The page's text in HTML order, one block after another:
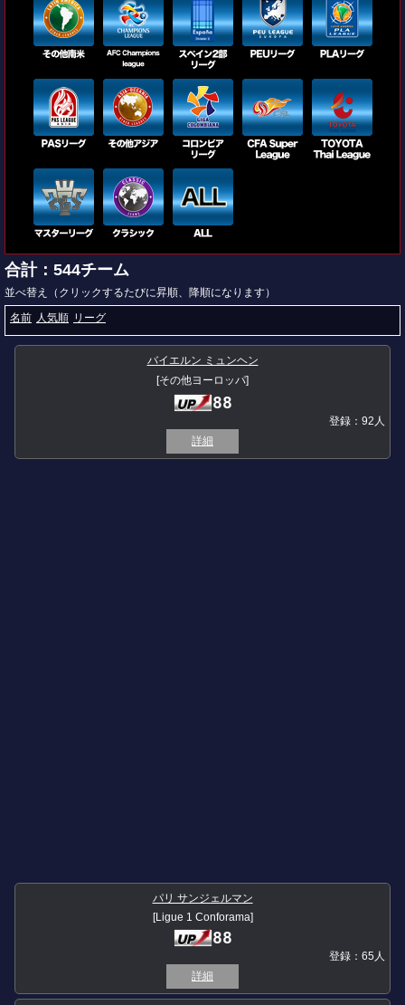
合計：544チーム
並べ替え（クリックするたびに昇順、降順になります）
名前 人気順 リーグ
バイエルン ミュンヘン
[その他ヨーロッパ]
88
登録：92人
詳細
パリ サンジェルマン
[Ligue 1 Conforama]
88
登録：65人
詳細